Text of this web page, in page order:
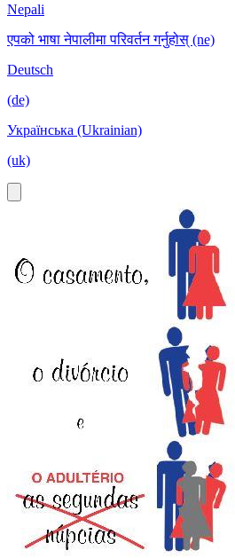
Nepali
एपको भाषा नेपालीमा परिवर्तन गर्नुहोस् (ne)
Deutsch
(de)
Українська (Ukrainian)
(uk)